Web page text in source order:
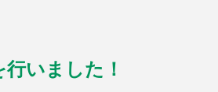
いました！